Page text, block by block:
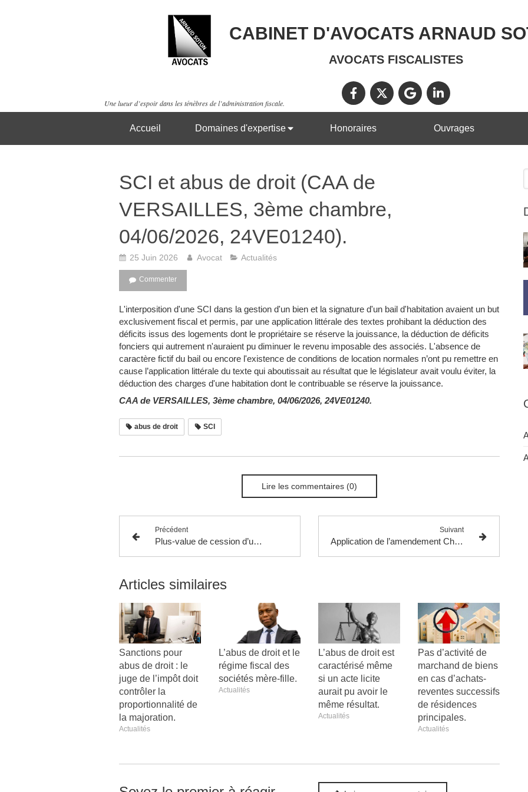
CABINET D'AVOCATS ARNAUD
AVOCATS FISCALISTES
Une lueur d’espoir dans les ténèbres de l’administration fiscale.
Accueil Domaines d'expertise Honoraires Ouvrages
SCI et abus de droit (CAA de
VERSAILLES, 3ème chambre,
04/06/2026, 24VE01240).
25 Juin 2026 Avocat Actualités
Commenter
L'interposition d'une SCI dans la gestion d'un bien et la signature d'un bail d'habitation avaient un but
exclusivement fiscal et permis, par une application littérale des textes prohibant la déduction des
déficits issus des logements dont le propriétaire se réserve la jouissance, la déduction de déficits
fonciers qui autrement n'auraient pu diminuer le revenu imposable des associés. L'absence de
caractère fictif du bail ou encore l'existence de conditions de location normales n’ont pu remettre en
cause l’application littérale du texte qui aboutissait au résultat que le législateur avait voulu éviter, la
déduction des charges d'une habitation dont le contribuable se réserve la jouissance.
CAA de VERSAILLES, 3ème chambre, 04/06/2026, 24VE01240.
abus de droit SCI
Lire les commentaires (0)
Précédent
Plus-value de cession d’un logement autre que la résidence principale : CAA Versailles 4 juin 2026, n° 24VE00969.
Suivant
Application de l’amendement Charasse
Articles similaires
Sanctions pour
abus de droit : le
juge de l’impôt doit
contrôler la
proportionnalité de
la majoration.
Actualités
L’abus de droit et le
régime fiscal des
sociétés mère-fille.
Actualités
L’abus de droit est
caractérisé même
si un acte licite
aurait pu avoir le
même résultat.
Actualités
Pas d’activité de
marchand de biens
en cas d’achats-
reventes successifs
de résidences
principales.
Actualités